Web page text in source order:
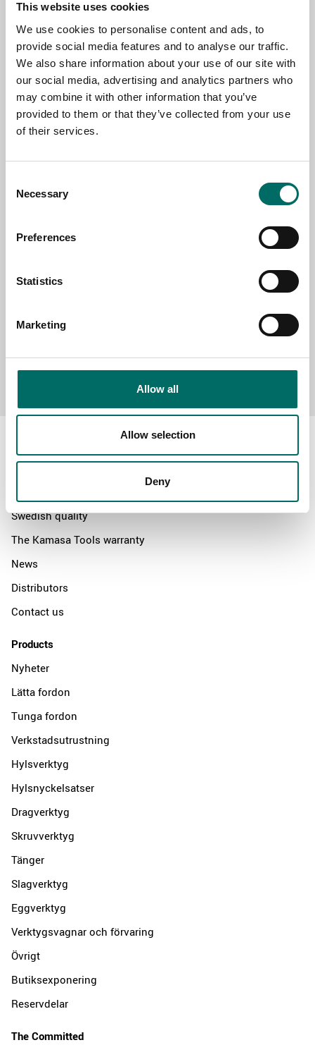
This website uses cookies
We use cookies to personalise content and ads, to
provide social media features and to analyse our traffic.
We also share information about your use of our site with
our social media, advertising and analytics partners who
may combine it with other information that you’ve
provided to them or that they’ve collected from your use
of their services.
Selection
Necessary
Preferences
Statistics
Marketing
Allow all
Allow selection
Deny
TOPIC
NAME
SELECT COUNTRY
Send message
Swedish quality
The Kamasa Tools warranty
News
Distributors
Contact us
Products
Nyheter
Lätta fordon
Tunga fordon
Verkstadsutrustning
Hylsverktyg
Hylsnyckelsatser
Dragverktyg
Skruvverktyg
Tänger
Slagverktyg
Eggverktyg
Verktygsvagnar och förvaring
Övrigt
Butiksexponering
Reservdelar
The Committed